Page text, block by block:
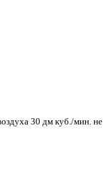
30 дм куб./мин. не